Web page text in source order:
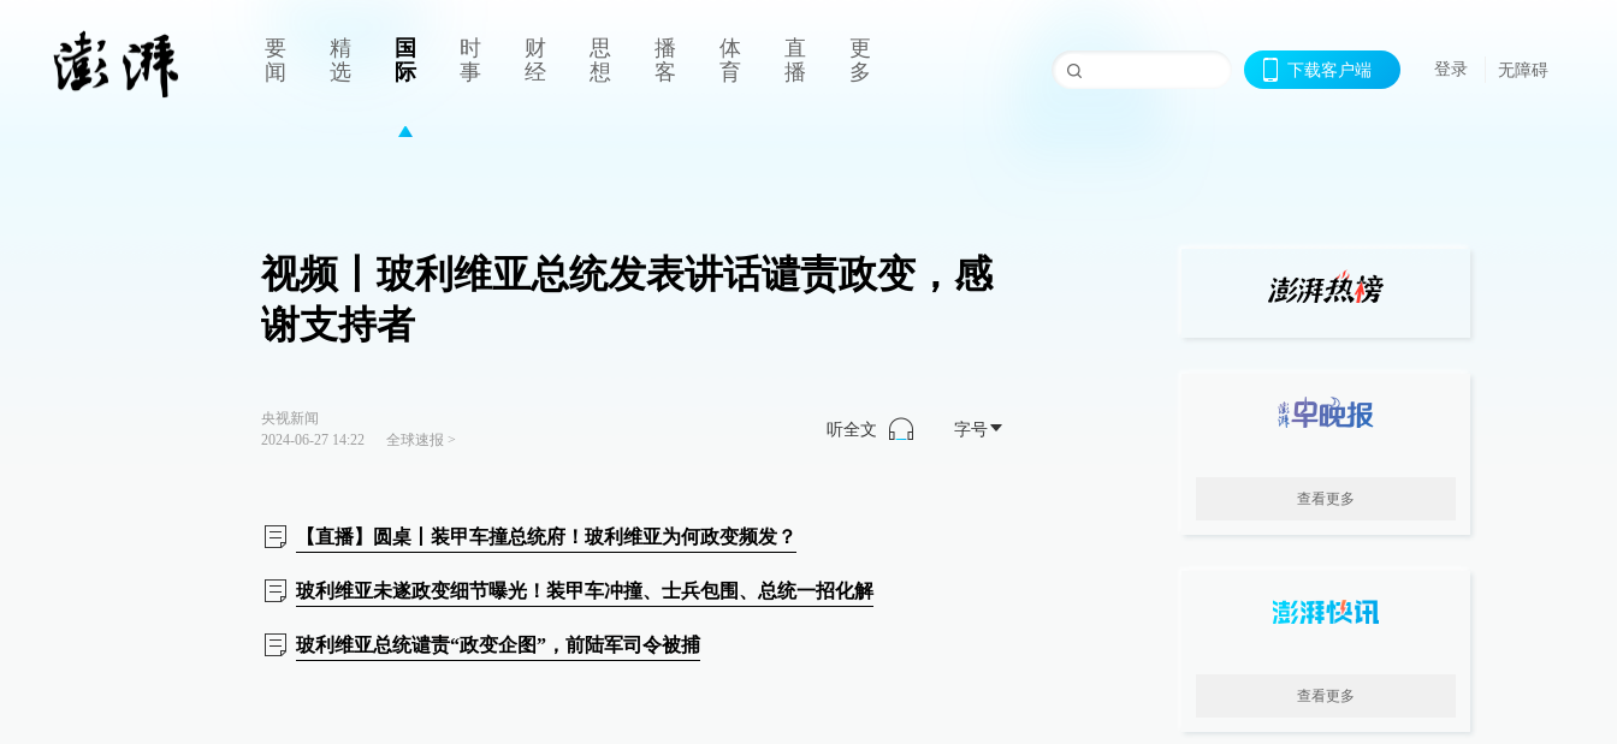
要
闻
精
选
国
际
时
事
财
经
思
想
播
客
体
育
直
播
更
多
下载客户端 登录 无障碍
视频丨玻利维亚总统发表讲话谴责政变，感
谢支持者
央视新闻
2024-06-27 14:22
全球速报 >
听全文 字号
【直播】圆桌丨装甲车撞总统府！玻利维亚为何政变频发？
玻利维亚未遂政变细节曝光！装甲车冲撞、士兵包围、总统一招化解
玻利维亚总统谴责“政变企图”，前陆军司令被捕
查看更多
查看更多